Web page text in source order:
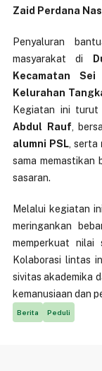
Zaid Perdana
Penyaluran
masyarakat di
Kecamatan Sei
Kelurahan
Kegiatan ini turut
Abdul Rauf ,
alumni PSL, serta
sama memastikan
sasaran.
Melalui kegiatan
meringankan
memperkuat nilai
Kolaborasi lintas
sivitas akademika
kemanusiaan dan
Berita Peduli